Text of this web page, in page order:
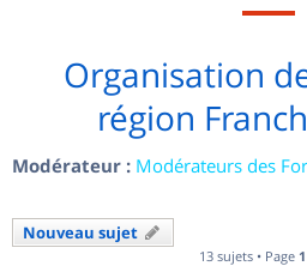
Organisation
région
Modérateur : Modérateurs des
Nouveau sujet
13 sujets • Page 1